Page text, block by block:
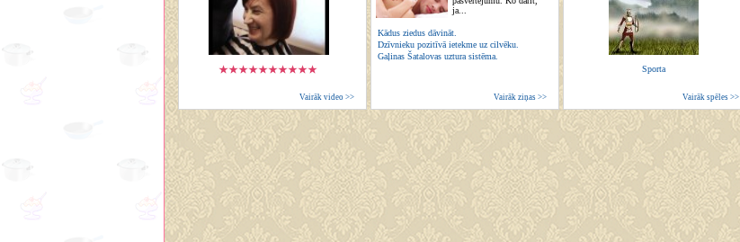
Vairāk video >>
ja...
Kādus ziedus dāvināt.
Dzīvnieku pozitīvā ietekme uz cilvēku.
Gaļinas Šatalovas uztura sistēma.
Vairāk ziņas >>
Sporta
Vairāk spēles >>